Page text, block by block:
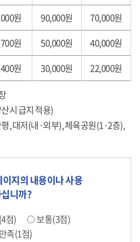
원 90,000원
70,000원
원 50,000원
40,000원
원 30,000원 22,000원
시 급지 적용)
, 대저(내·외부), 체육공원(1·2층),
지의 내용이나 사용
니까?
점)
보통(3점)
족(1점)